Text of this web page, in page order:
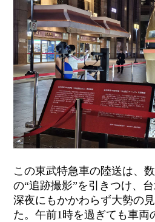
この東武特急車の陸送は、
の“追跡撮影”を引きつけ、
深夜にもかかわらず大勢の
た。午前1 時を過ぎても車両